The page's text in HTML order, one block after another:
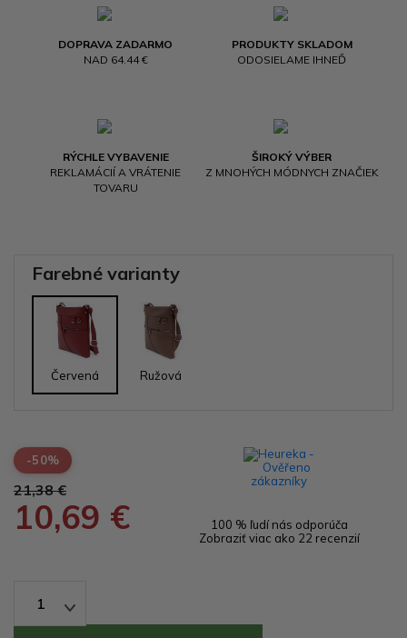
DOPRAVA ZADARMO
NAD 64.44 €
PRODUKTY SKLADOM
ODOSIELAME IHNEĎ
RÝCHLE VYBAVENIE
REKLAMÁCIÍ A VRÁTENIE
TOVARU
ŠIROKÝ VÝBER
Z MNOHÝCH MÓDNYCH ZNAČIEK
Farebné varianty
Červená Ružová
-50%
21,38 €
10,69 €
100 % ľudí nás odporúča
Zobraziť viac ako 22 recenzií
1